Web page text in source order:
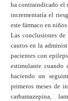
ha contraindicado el
incrementaría el
este fármaco en
Las conclusiones
cautos en la
pacientes con
estimulante cuando
haciendo un
primeros meses de
carbamazepina,